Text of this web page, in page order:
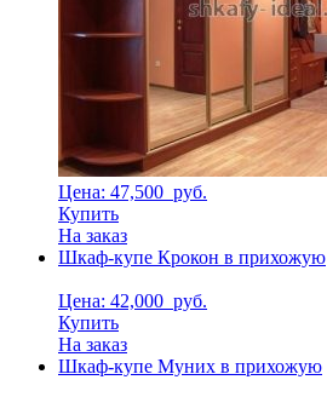
Цена: 47,500 руб.
Купить
На заказ
Шкаф-купе Крокон в прихожую
Цена: 42,000 руб.
Купить
На заказ
Шкаф-купе Муних в прихожую